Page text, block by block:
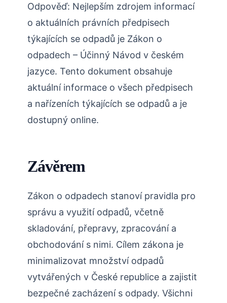
Odpověď: Nejlepším zdrojem informací
o aktuálních právních předpisech
týkajících se odpadů je Zákon o
odpadech – Účinný Návod v českém
jazyce. Tento dokument obsahuje
aktuální informace o všech předpisech
a nařízeních týkajících se odpadů a je
dostupný online.
Závěrem
Zákon o odpadech stanoví pravidla pro
správu a využití odpadů, včetně
skladování, přepravy, zpracování a
obchodování s nimi. Cílem zákona je
minimalizovat množství odpadů
vytvářených v České republice a zajistit
bezpečné zacházení s odpady. Všichni